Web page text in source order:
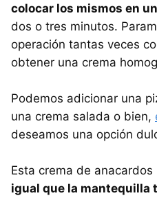
colocar los mismos en
dos o tres minutos.
operación tantas veces
obtener una crema
Podemos adicionar una
una crema salada o bien,
deseamos una opción
Esta crema de anacardos
igual que la mantequilla